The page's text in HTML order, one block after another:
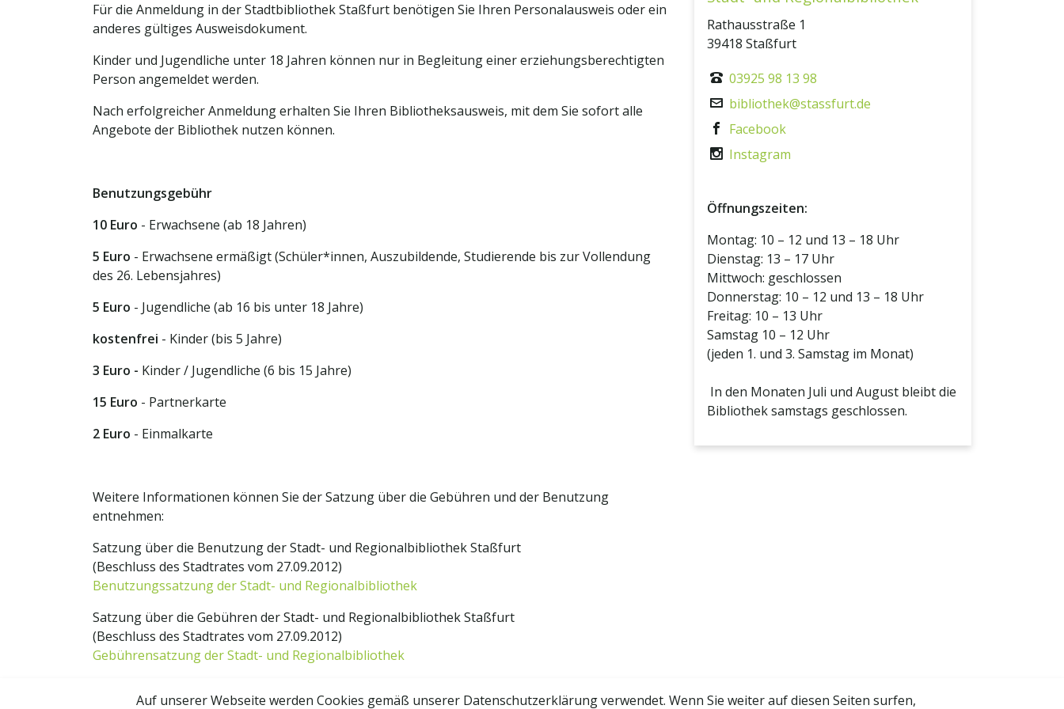
Auf unserer Webseite werden Cookies gemäß unserer Datenschutzerklärung verwendet. Wenn Sie weiter auf diesen Seiten surfen,
Für die Anmeldung in der Stadtbibliothek Staßfurt benötigen Sie Ihren Personalausweis oder ein
anderes gültiges Ausweisdokument.
Kinder und Jugendliche unter 18 Jahren können nur in Begleitung einer erziehungsberechtigten
Person angemeldet werden.
Nach erfolgreicher Anmeldung erhalten Sie Ihren Bibliotheksausweis, mit dem Sie sofort alle
Angebote der Bibliothek nutzen können.
Benutzungsgebühr
10 Euro - Erwachsene (ab 18 Jahren)
5 Euro - Erwachsene ermäßigt (Schüler*innen, Auszubildende, Studierende bis zur Vollendung
des 26. Lebensjahres)
5 Euro - Jugendliche (ab 16 bis unter 18 Jahre)
kostenfrei - Kinder (bis 5 Jahre)
3 Euro - Kinder / Jugendliche (6 bis 15 Jahre)
15 Euro - Partnerkarte
2 Euro - Einmalkarte
Weitere Informationen können Sie der Satzung über die Gebühren und der Benutzung
entnehmen:
Satzung über die Benutzung der Stadt- und Regionalbibliothek Staßfurt
(Beschluss des Stadtrates vom 27.09.2012)
Benutzungssatzung der Stadt- und Regionalbibliothek
Satzung über die Gebühren der Stadt- und Regionalbibliothek Staßfurt
(Beschluss des Stadtrates vom 27.09.2012)
Gebührensatzung der Stadt- und Regionalbibliothek
Rathausstraße 1
39418 Staßfurt
03925 98 13 98
bibliothek@stassfurt.de
Facebook
Instagram
Öffnungszeiten:
Montag: 10 – 12 und 13 – 18 Uhr
Dienstag: 13 – 17 Uhr
Mittwoch: geschlossen
Donnerstag: 10 – 12 und 13 – 18 Uhr
Freitag: 10 – 13 Uhr
Samstag 10 – 12 Uhr
(jeden 1. und 3. Samstag im Monat)
In den Monaten Juli und August bleibt die
Bibliothek samstags geschlossen.